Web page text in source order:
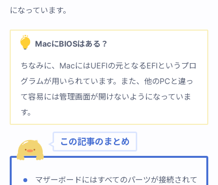
になっています。
MacにBIOSはある？
ちなみに、MacにはUEFIの元となるEFIというプロ
グラムが用いられています。また、他のPCと違っ
て容易には管理画面が開けないようになっていま
す。
この記事のまとめ
マザーボードにはすべてのパーツが接続されて